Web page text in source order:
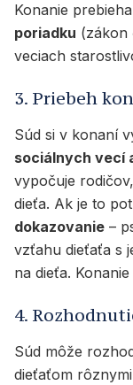
Konanie
poriadku (zákon
veciach
3. Priebeh
Súd si v konaní
sociálnych vecí
vypočuje
dieťa. Ak je to
dokazovanie –
vzťahu dieťaťa s
na dieťa.
4.
Súd môže
dieťaťom